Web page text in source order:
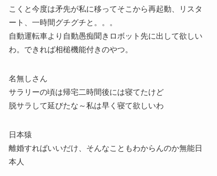
こくと今度は矛先が私に移ってそこから再起動、リスタ
ート、一時間グチグチと。。。
自動運転車より自動愚痴聞きロボット先に出して欲しい
わ。できれば相槌機能付きのやつ。
名無しさん
サラリーの頃は帰宅二時間後には寝てたけど
脱サラして延びたな～私は早く寝て欲しいわ
日本猿
離婚すればいいだけ、そんなこともわからんのか無能日
本人